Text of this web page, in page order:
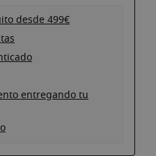
desde 499€
entregando tu